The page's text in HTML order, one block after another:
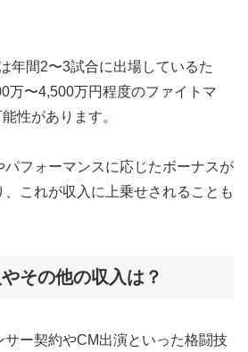
年間2〜3試合に出場しているた
万〜4,500万円程度のファイトマ
性があります。
パフォーマンスに応じたボーナスが
これが収入に上乗せされることも
その他の収入は？
ー契約やCM出演といった格闘技